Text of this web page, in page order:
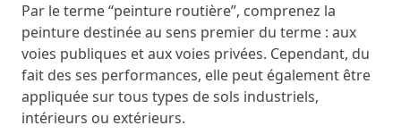
Par le terme “peinture routière”, comprenez la
peinture destinée au sens premier du terme : aux
voies publiques et aux voies privées. Cependant, du
fait des ses performances, elle peut également être
appliquée sur tous types de sols industriels,
intérieurs ou extérieurs.